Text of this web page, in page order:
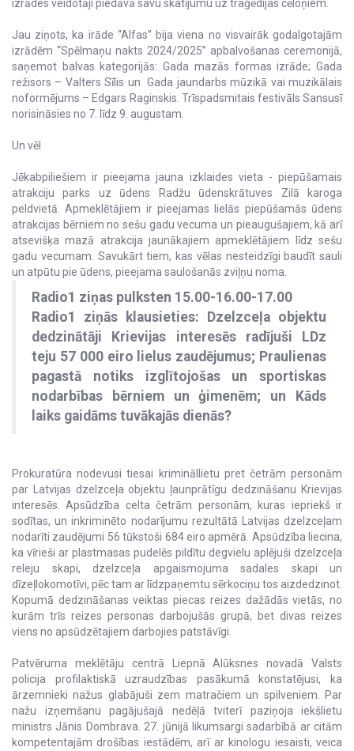
izrādes veidotāji piedāvā savu skatījumu uz traģēdijas cēloņiem.
Jau ziņots, ka irāde “Alfas” bija viena no visvairāk godalgotajām
izrādēm “Spēlmaņu nakts 2024/2025” apbalvošanas ceremonijā,
saņemot balvas kategorijās: Gada mazās formas izrāde; Gada
režisors – Valters Sīlis un Gada jaundarbs mūzikā vai muzikālais
noformējums – Edgars Raginskis. Trīspadsmitais festivāls Sansusī
norisināsies no 7. līdz 9. augustam.
Un vēl
Jēkabpiliešiem ir pieejama jauna izklaides vieta - piepūšamais
atrakciju parks uz ūdens Radžu ūdenskrātuves Zilā karoga
peldvietā. Apmeklētājiem ir pieejamas lielās piepūšamās ūdens
atrakcijas bērniem no sešu gadu vecuma un pieaugušajiem, kā arī
atsevišķa mazā atrakcija jaunākajiem apmeklētājiem līdz sešu
gadu vecumam. Savukārt tiem, kas vēlas nesteidzīgi baudīt sauli
un atpūtu pie ūdens, pieejama saulošanās zviļņu noma.
Radio1 ziņas pulksten 15.00-16.00-17.00
Radio1 ziņās klausieties: Dzelzceļa objektu
dedzinātāji Krievijas interesēs radījuši LDz
teju 57 000 eiro lielus zaudējumus; Praulienas
pagastā notiks izglītojošas un sportiskas
nodarbības bērniem un ģimenēm; un Kāds
laiks gaidāms tuvākajās dienās?
Prokuratūra nodevusi tiesai krimināllietu pret četrām personām
par Latvijas dzelzceļa objektu ļaunprātīgu dedzināšanu Krievijas
interesēs. Apsūdzība celta četrām personām, kuras iepriekš ir
sodītas, un inkriminēto nodarījumu rezultātā Latvijas dzelzceļam
nodarīti zaudējumi 56 tūkstoši 684 eiro apmērā. Apsūdzība liecina,
ka vīrieši ar plastmasas pudelēs pildītu degvielu aplējuši dzelzceļa
releju skapi, dzelzceļa apgaismojuma sadales skapi un
dīzeļlokomotīvi, pēc tam ar līdzpaņemtu sērkociņu tos aizdedzinot.
Kopumā dedzināšanas veiktas piecas reizes dažādās vietās, no
kurām trīs reizes personas darbojušās grupā, bet divas reizes
viens no apsūdzētajiem darbojies patstāvīgi.
Patvēruma meklētāju centrā Liepnā Alūksnes novadā Valsts
policija profilaktiskā uzraudzības pasākumā konstatējusi, ka
ārzemnieki nažus glabājuši zem matračiem un spilveniem. Par
nažu izņemšanu pagājušajā nedēļā tviterī paziņoja iekšlietu
ministrs Jānis Dombrava. 27. jūnijā likumsargi sadarbībā ar citām
kompetentajām drošības iestādēm, arī ar kinologu iesaisti, veica